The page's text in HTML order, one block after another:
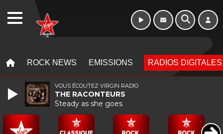
ROCK NEWS EMISSIONS RADIOS DIGITALES
VOUS ÉCOUTEZ VIRGIN RADIO
THE RACONTEURS
Steady as she goes
WEBRADIO